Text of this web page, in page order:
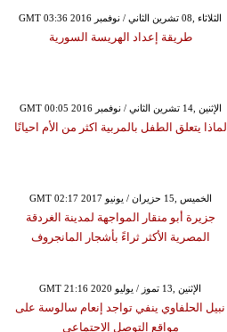
GMT 03:36 2016 الثلاثاء ,08 تشرين الثاني / نوفمبر
طريقة إعداد الهريسة السورية
GMT 00:05 2016 الإثنين ,14 تشرين الثاني / نوفمبر
لماذا يتعلق الطفل بالمربية اكثر من الأم احيانًا
GMT 02:17 2017 الخميس ,15 حزيران / يونيو
جزيرة أبو منقار المواجهة لمدينة الغردقة
المصرية الأكثر ثراءً بأشجار المانجروف
GMT 21:16 2020 الإثنين ,13 تموز / يوليو
نبيل الحلفاوي ينفي تواجد إنعام سالوسة على
مواقع التوصل الاجتماعي